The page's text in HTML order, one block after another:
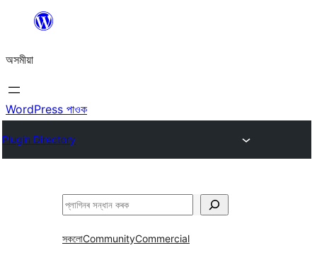
বিষয়বস্তুলৈ
যাওক
অসমীয়া
WordPress পাওক
Plugin Directory
সন্ধান
সকলোCommunityCommercial